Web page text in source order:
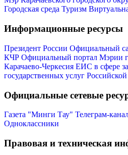
Городская среда Туризм
Информационные ресурсы
Президент России Официальный
КЧР Официальный портал Мэрии
Карачаево-Черкесия ЕИС в сфере
государственных услуг
Официальные сетевые
Газета "Минги Тау" Телеграм-
Одноклассники
Правовая и техническая